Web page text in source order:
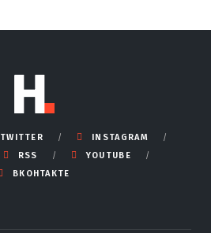
TWITTER
INSTAGRAM
RSS
YOUTUBE
ВКОНТАКТЕ